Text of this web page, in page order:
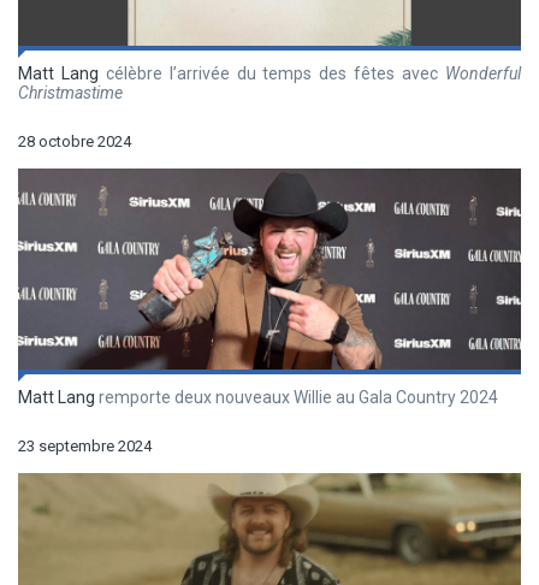
Matt Lang célèbre l’arrivée du temps des fêtes avec Wonderful
Christmastime
28 octobre 2024
Matt Lang remporte deux nouveaux Willie au Gala Country 2024
23 septembre 2024